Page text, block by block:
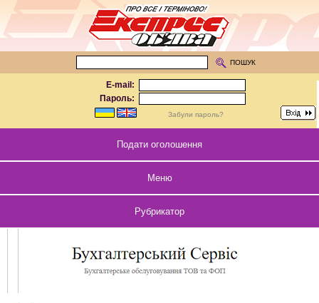
E-mail:
Пароль:
Забули пароль?
ПОШУК
Подати оголошення
Меню
Рубрикатор